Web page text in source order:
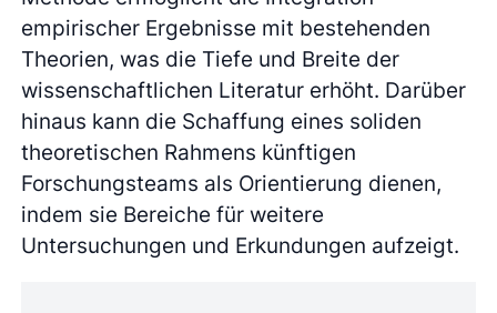
empirischer Ergebnisse mit bestehenden
Theorien, was die Tiefe und Breite der
wissenschaftlichen Literatur erhöht. Darüber
hinaus kann die Schaffung eines soliden
theoretischen Rahmens künftigen
Forschungsteams als Orientierung dienen,
indem sie Bereiche für weitere
Untersuchungen und Erkundungen aufzeigt.